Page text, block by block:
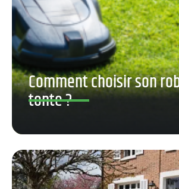
Comment choisir son
tonte ?